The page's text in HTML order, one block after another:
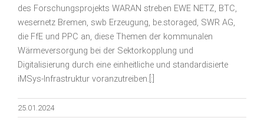
des Forschungsprojekts WARAN streben EWE NETZ, BTC,
wesernetz Bremen, swb Erzeugung, be.storaged, SWR AG,
die FfE und PPC an, diese Themen der kommunalen
Wärmeversorgung bei der Sektorkopplung und
Digitalisierung durch eine einheitliche und standardisierte
iMSys-Infrastruktur voranzutreiben.[:]
25.01.2024